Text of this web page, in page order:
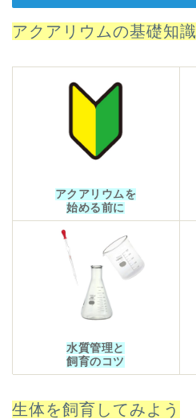
アクアリウムの基礎知識
アクアリウムを
始める前に
水質管理と
飼育のコツ
生体を飼育してみよう